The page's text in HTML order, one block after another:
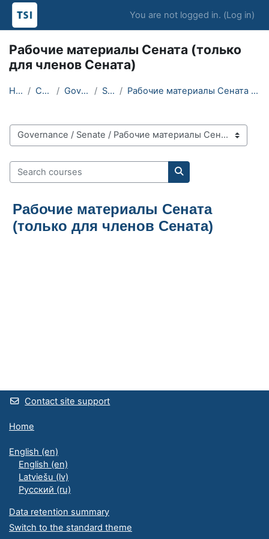
Skip to main content
You are not logged in. (Log in)
Рабочие материалы Сената (только
для членов Сената)
Home Courses Governance Senate Рабочие материалы Сената (только для членов Сената)
Course categories
Search courses
Search courses
Рабочие материалы Сената
(только для членов Сената)
Contact site support
Home
English ‎(en)‎
English ‎(en)‎
Latviešu ‎(lv)‎
Русский ‎(ru)‎
Data retention summary
Switch to the standard theme